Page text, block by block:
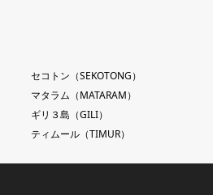
セコトン（SEKOTONG）
マタラム（MATARAM）
ギリ３島（GILI）
ティムール（TIMUR）